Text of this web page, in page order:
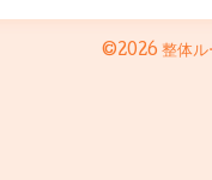
©2026 整体ル